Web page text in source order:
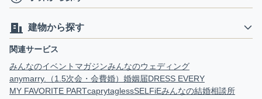
建物から探す
関連サービス
みんなのイベントマガジンみんなのウェディング
anymarry.（1.5次会・会費婚） 婚姻届DRESS EVERY
MY FAVORITE PARTcaprytaglessSELFiEみんなの結婚相談所